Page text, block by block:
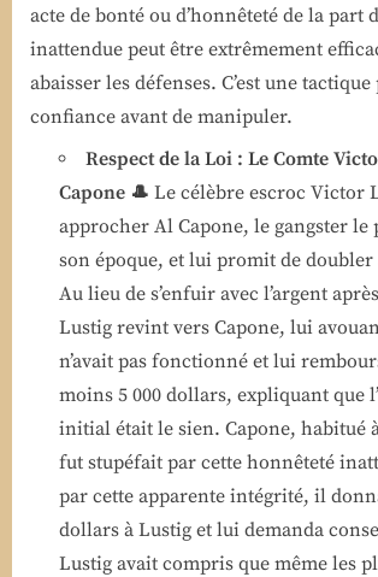
acte de bonté ou d’honnêteté de la part
inattendue peut être extrêmement
abaisser les défenses. C’est une
confiance avant de manipuler.
Respect de la Loi : Le Comte
Capone 🎩 Le célèbre escroc Victor
approcher Al Capone, le gangster le
son époque, et lui promit de doubler
Au lieu de s’enfuir avec l’argent
Lustig revint vers Capone, lui
n’avait pas fonctionné et lui
moins 5 000 dollars, expliquant que
initial était le sien. Capone, habitué
fut stupéfait par cette honnêteté
par cette apparente intégrité, il
dollars à Lustig et lui demanda
Lustig avait compris que même les